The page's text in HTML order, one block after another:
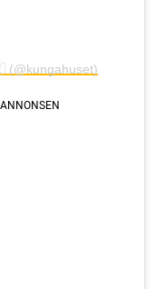
(@kungahuset)